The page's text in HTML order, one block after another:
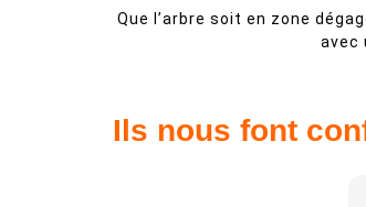
Que l’arbre soit en zone
avec
Ils nous font